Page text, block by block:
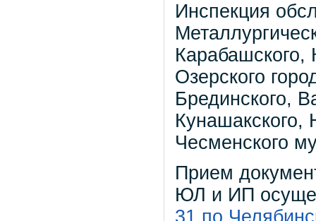
Инспекция
Карабашского,
Озерского
Брединского,
Кунашакского,
Чесменского
Прием
ЮЛ и ИП
31 по